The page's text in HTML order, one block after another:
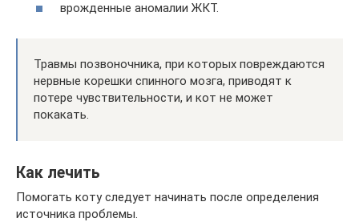
врожденные аномалии ЖКТ.
Травмы позвоночника, при которых повреждаются
нервные корешки спинного мозга, приводят к
потере чувствительности, и кот не может
покакать.
Как лечить
Помогать коту следует начинать после определения
источника проблемы.